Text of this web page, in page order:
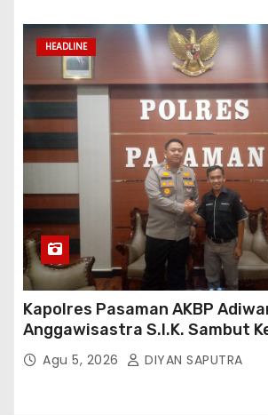
HEADLINE
Kapolres Pasaman AKBP
Anggawisastra S.I.K. Sambut
Kepala Cakrawala Tv Sumatera
Agu 5, 2026 DIYAN SAPUTRA